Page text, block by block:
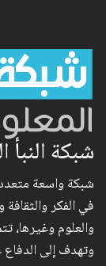
شبكة النبأ
شبكة واسعة
في الفكر
والعلوم وغيرها،
وتهدف إلى